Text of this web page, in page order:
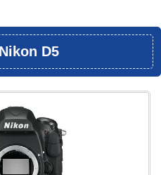
Nikon D5